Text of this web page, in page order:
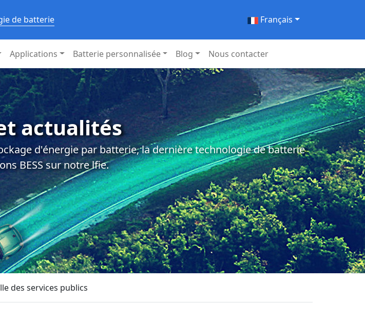
de batterie Français
Applications Batterie personnalisée Blog Nous contacter
actualités
d'énergie par batterie, la dernière technologie de batterie
BESS sur notre lfie.
des services publics